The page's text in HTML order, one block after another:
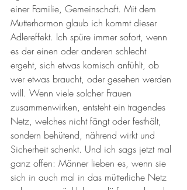
einer Familie, Gemeinschaft. Mit dem
Mutterhormon glaub ich kommt dieser
Adlereffekt. Ich spüre immer sofort, wenn
es der einen oder anderen schlecht
ergeht, sich etwas komisch anfühlt, ob
wer etwas braucht, oder gesehen werden
will. Wenn viele solcher Frauen
zusammenwirken, entsteht ein tragendes
Netz, welches nicht fängt oder festhält,
sondern behütend, nährend wirkt und
Sicherheit schenkt. Und ich sags jetzt mal
ganz offen: Männer lieben es, wenn sie
sich in auch mal in das mütterliche Netz